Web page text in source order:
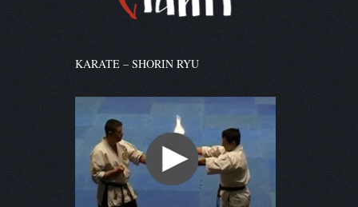
KARATE – SHORIN RYU